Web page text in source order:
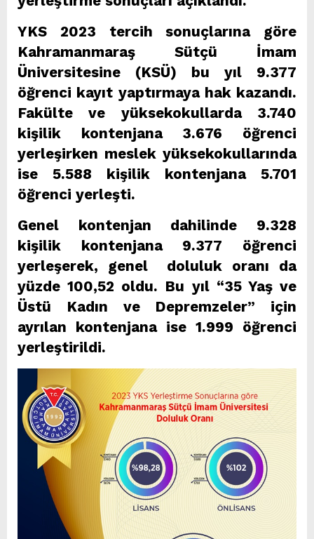
YKS 2023 tercih sonuçlarına göre
Kahramanmaraş Sütçü İmam
Üniversitesine (KSÜ) bu yıl 9.377
öğrenci kayıt yaptırmaya hak kazandı.
Fakülte ve yüksekokullarda 3.740
kişilik kontenjana 3.676 öğrenci
yerleşirken meslek yüksekokullarında
ise 5.588 kişilik kontenjana 5.701
öğrenci yerleşti.
Genel kontenjan dahilinde 9.328
kişilik kontenjana 9.377 öğrenci
yerleşerek, genel doluluk oranı da
yüzde 100,52 oldu. Bu yıl “35 Yaş ve
Üstü Kadın ve Depremzeler” için
ayrılan kontenjana ise 1.999 öğrenci
yerleştirildi.